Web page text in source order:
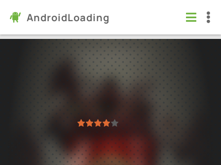
AndroidLoading
Diablo Immortal
Игры / Ролевые
4.3.5